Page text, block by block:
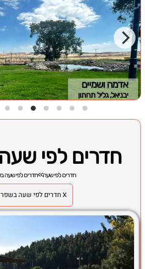
אדמה ושמיים
יבניאל, גליל תחתון
חדרים לפי
חדרים לפי שעה>>חדרים לפי שעה
X חדרים לפי שעה בשפר